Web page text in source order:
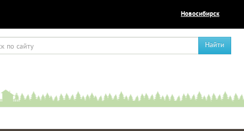
Новосибирск
Найти